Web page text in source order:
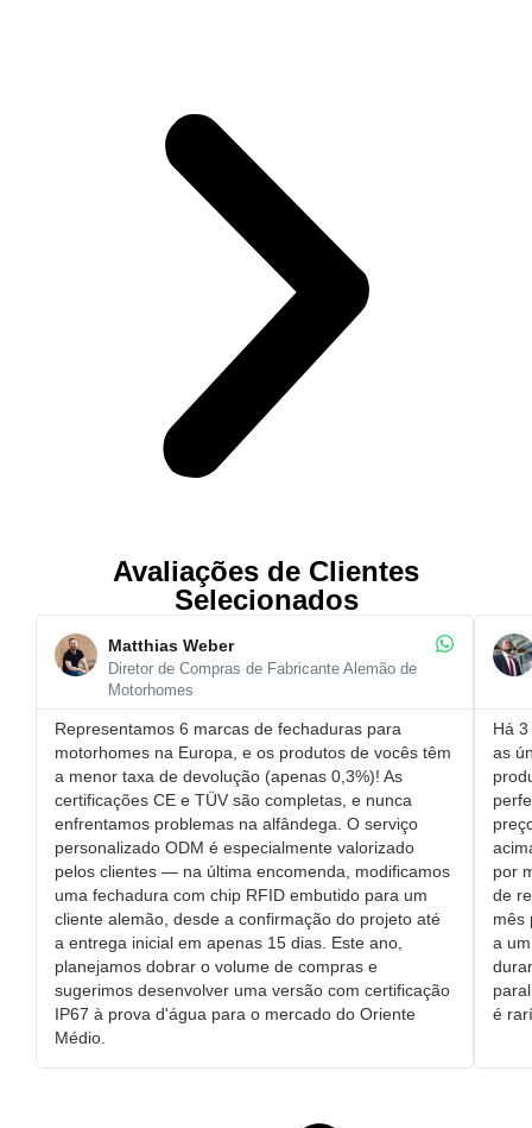
Avaliações de Clientes
Selecionados
Matthias Weber
Diretor de Compras de Fabricante Alemão de
Motorhomes
Representamos 6 marcas de fechaduras para
motorhomes na Europa, e os produtos de vocês têm
a ​menor taxa de devolução (apenas 0,3%)! As
certificações CE e TÜV são completas, e nunca
enfrentamos problemas na alfândega. O ​serviço
personalizado ODM é especialmente valorizado
pelos clientes — na última encomenda, modificamos
uma ​fechadura com chip RFID embutido para um
cliente alemão, desde a confirmação do projeto até
a entrega inicial em apenas 15 dias. Este ano,
planejamos dobrar o volume de compras e
sugerimos desenvolver uma versão com ​certificação
IP67 à prova d'água para o mercado do Oriente
Médio.
Há
as
por
de
mês
a
é